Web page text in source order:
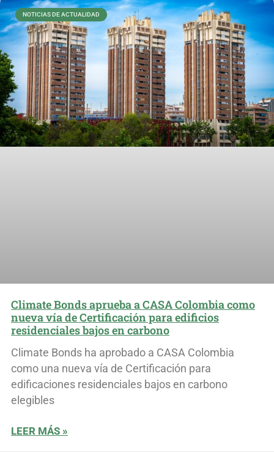
NOTICIAS DE ACTUALIDAD
Climate Bonds aprueba a CASA Colombia como
nueva vía de Certificación para edificios
residenciales bajos en carbono
Climate Bonds ha aprobado a CASA Colombia
como una nueva vía de Certificación para
edificaciones residenciales bajos en carbono
elegibles
LEER MÁS »